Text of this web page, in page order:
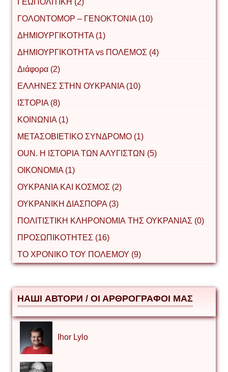
ΓΟΛΟΝΤΟΜΟΡ – ΓΕΝΟΚΤΟΝΙΑ (10)
ΔΗΜΙΟΥΡΓΙΚΟΤΗΤΑ (1)
ΔΗΜΙΟΥΡΓΙΚΟΤΗΤΑ vs ΠΟΛΕΜΟΣ (4)
Διάφορα (2)
ΕΛΛΗΝΕΣ ΣΤΗΝ ΟΥΚΡΑΝΙΑ (10)
ΙΣΤΟΡΙΑ (8)
ΚΟΙΝΩΝΙΑ (1)
ΜΕΤΑΣΟΒΙΕΤΙΚΟ ΣΥΝΔΡΟΜΟ (1)
ΟUΝ. Η ΙΣΤΟΡΙΑ ΤΩΝ ΑΛΥΓΙΣΤΩΝ (5)
ΟΙΚΟΝΟΜΙΑ (1)
ΟΥΚΡΑΝΙΑ ΚΑΙ ΚΟΣΜΟΣ (2)
ΟΥΚΡΑΝΙΚΗ ΔΙΑΣΠΟΡΑ (3)
ΠΟΛΙΤΙΣΤΙΚΗ ΚΛΗΡΟΝΟΜΙΑ ΤΗΣ ΟΥΚΡΑΝΙΑΣ (0)
ΠΡΟΣΩΠΙΚΟΤΗΤΕΣ (16)
ΤΟ ΧΡΟΝΙΚΟ ΤΟΥ ΠΟΛΕΜΟΥ (9)
НАШІ АВТОРИ / ΟΙ ΑΡΘΡΟΓΡΑΦΟΙ ΜΑΣ
Ihor Lylo